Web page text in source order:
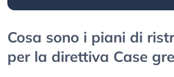
Cosa sono i piani di
per la direttiva Case